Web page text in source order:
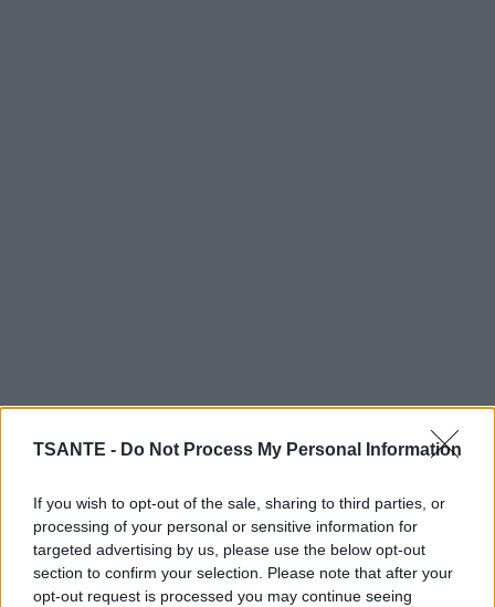
TSANTE - Do Not Process My Personal Information
If you wish to opt-out of the sale, sharing to third parties, or
processing of your personal or sensitive information for
targeted advertising by us, please use the below opt-out
section to confirm your selection. Please note that after your
opt-out request is processed you may continue seeing
Plus votre ligne est courbée, plus cela indique que
plutôt dominateur et très passionné. Vous êtes
entreprenant tant au niveau de l’amour que du sexe.
Pour vous, l’aspect sexuel d’une relation est très
important pour atteindre la satisfaction